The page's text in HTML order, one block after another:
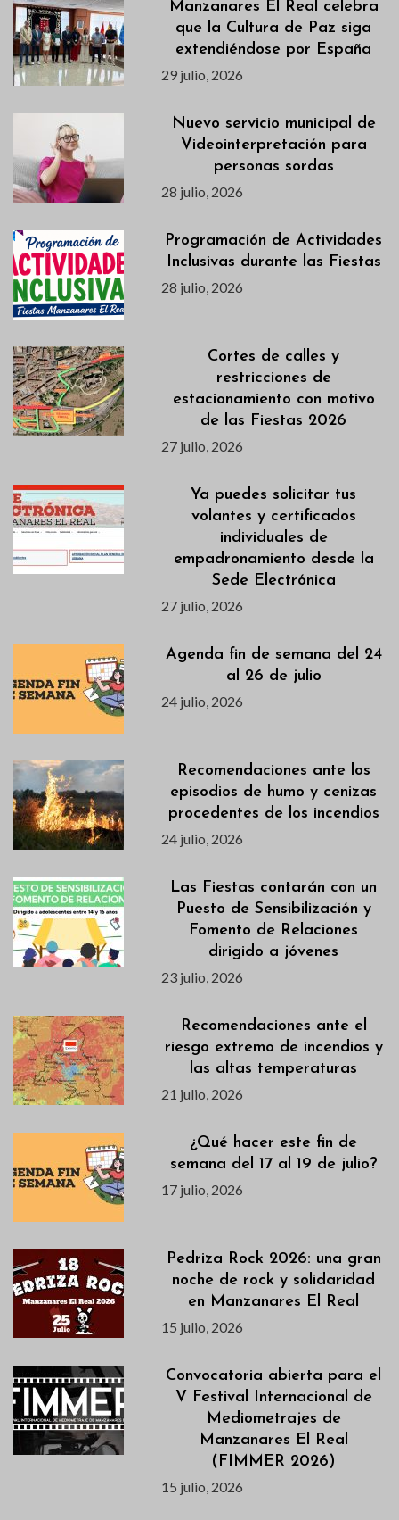
Manzanares El Real celebra
que la Cultura de Paz siga
extendiéndose por España
29 julio, 2026
Nuevo servicio municipal de
Videointerpretación para
personas sordas
28 julio, 2026
Programación de Actividades
Inclusivas durante las Fiestas
28 julio, 2026
Cortes de calles y
restricciones de
estacionamiento con motivo
de las Fiestas 2026
27 julio, 2026
Ya puedes solicitar tus
volantes y certificados
individuales de
empadronamiento desde la
Sede Electrónica
27 julio, 2026
Agenda fin de semana del 24
al 26 de julio
24 julio, 2026
Recomendaciones ante los
episodios de humo y cenizas
procedentes de los incendios
24 julio, 2026
Las Fiestas contarán con un
Puesto de Sensibilización y
Fomento de Relaciones
dirigido a jóvenes
23 julio, 2026
Recomendaciones ante el
riesgo extremo de incendios y
las altas temperaturas
21 julio, 2026
¿Qué hacer este fin de
semana del 17 al 19 de julio?
17 julio, 2026
Pedriza Rock 2026: una gran
noche de rock y solidaridad
en Manzanares El Real
15 julio, 2026
Convocatoria abierta para el
V Festival Internacional de
Mediometrajes de
Manzanares El Real
(FIMMER 2026)
15 julio, 2026